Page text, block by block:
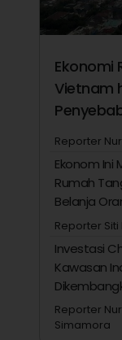
Ekonomi
Vietnam
Reporter
Ekonom Ini
Rumah
Belanja
Reporter
Investasi
Kawasan
Reporter
Simamora